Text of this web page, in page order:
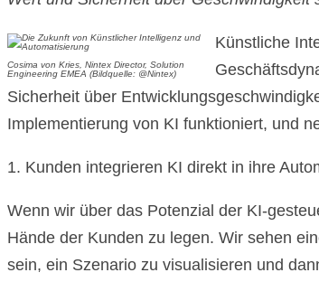
Cosima von Kries, Nintex Director, Solution
Engineering EMEA (Bildquelle: @Nintex)
Künstliche
Sicherheit über
Implementierung von KI funktioniert, und
1. Kunden integrieren KI direkt in ihre
Wenn wir über das Potenzial der KI-
Hände der Kunden zu legen. Wir sehen
sein, ein Szenario zu visualisieren und